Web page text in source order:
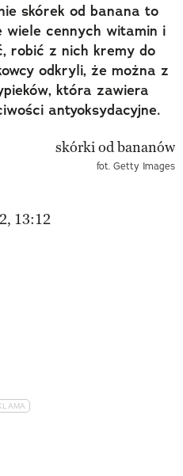
skórek od banana to
wiele cennych witamin i
robić z nich kremy do
odkryli, że można z
która zawiera
antyoksydacyjne.
fot. Getty Images
13:12